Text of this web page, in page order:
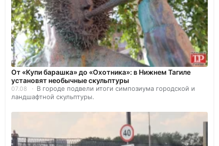
От «Купи барашка» до «Охотника»: в Нижнем Тагиле
установят необычные скульптуры
07.08
В городе подвели итоги симпозиума городской и
ландшафтной скульптуры.